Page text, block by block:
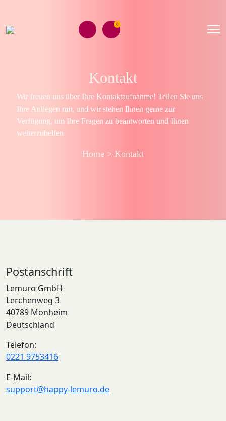
0
Kontakt
Wir freuen uns über Ihre Kontaktaufnahme! Teilen Sie uns
Ihre Anliegen mit, und wir stehen Ihnen gerne zur
Verfügung, um Ihre Fragen zu beantworten und Ihnen
weiterzuhelfen
Home > Kontakt
Postanschrift
Lemuro GmbH
Lerchenweg 3
40789 Monheim
Deutschland
Telefon:
0221 9753416
E-Mail:
support@happy-lemuro.de